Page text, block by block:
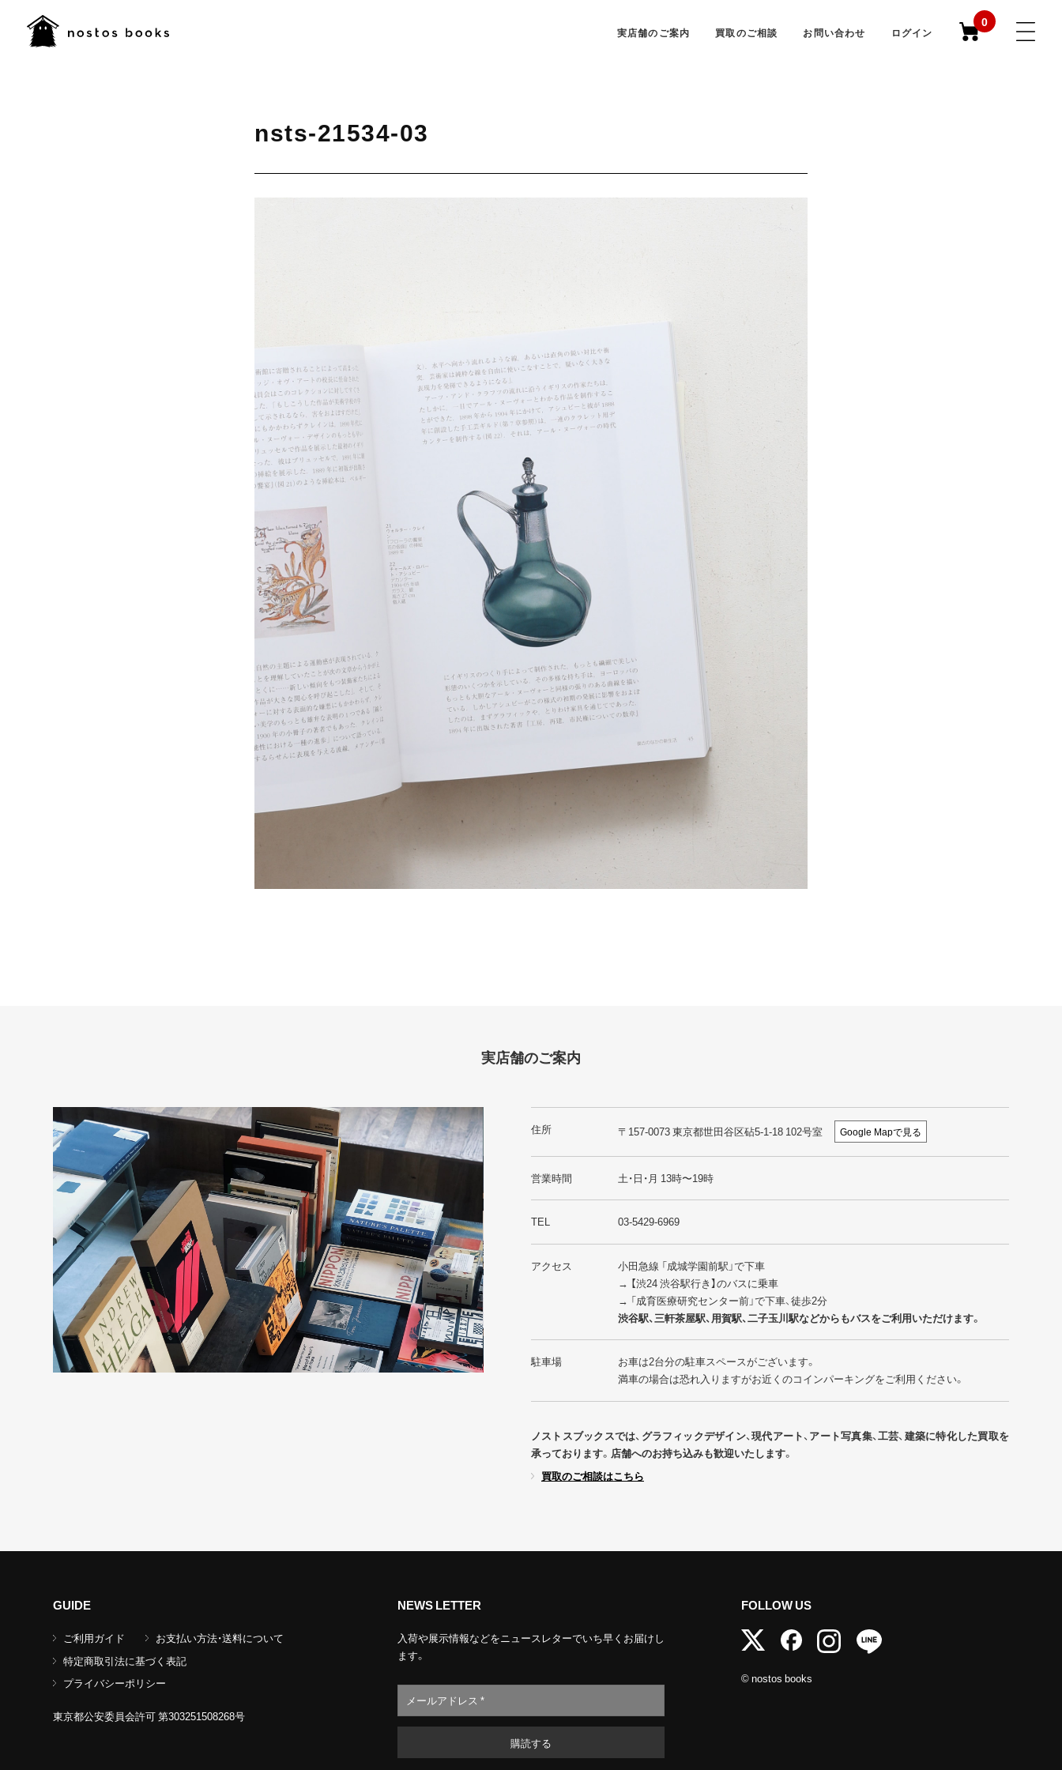
実店舗のご案内 買取のご相談 お問い合わせ ログイン
0
nsts-21534-03
実店舗のご案内
住所 〒157-0073 東京都世田谷区砧5-1-18 102号室 Google Mapで見る
営業時間 土・日・月 13時〜19時
TEL 03-5429-6969
アクセス
小田急線 「成城学園前駅」で下車
→ 【渋24 渋谷駅行き】のバスに乗車
→ 「成育医療研究センター前」で下車、徒歩2分
渋谷駅、三軒茶屋駅、用賀駅、二子玉川駅などからもバスをご利用いただけます。
駐車場
お車は2台分の駐車スペースがございます。
満車の場合は恐れ入りますがお近くのコインパーキングをご利用ください。
ノストスブックスでは、グラフィックデザイン、現代アート、アート写真集、工芸、建築に特化した買取を
承っております。店舗へのお持ち込みも歓迎いたします。
買取のご相談はこちら
GUIDE
ご利用ガイド
お支払い方法・送料について
特定商取引法に基づく表記
プライバシーポリシー
東京都公安委員会許可 第303251508268号
NEWS LETTER
入荷や展示情報などをニュースレターでいち早くお届けし
ます。
FOLLOW US
© nostos books